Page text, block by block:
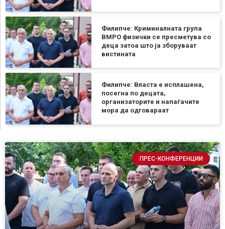
Филипче: Криминалната група
ВМРО физички се пресметува со
деца затоа што ја зборуваат
вистината
Филипче: Власта е исплашена,
посегна по децата,
организаторите и напаѓачите
мора да одговараат
ПРЕС-КОНФЕРЕНЦИИ